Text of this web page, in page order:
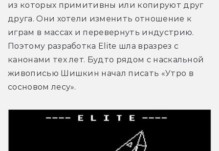
из которых примитивны или копируют друг
друга. Они хотели изменить отношение к
играм в массах и перевернуть индустрию.
Поэтому разработка Elite шла вразрез с
канонами тех лет. Будто рядом с наскальной
живописью Шишкин начал писать «Утро в
сосновом лесу».